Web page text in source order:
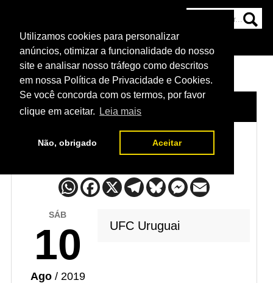
Utilizamos cookies para personalizar
anúncios, otimizar a funcionalidade do nosso
site e analisar nosso tráfego como descritos
em nossa Política de Privacidade e Cookies.
Se você concorda com os termos, por favor
clique em aceitar.
Leia mais
Não, obrigado Aceitar
NOTÍCIAS
HOME CALENDÁRIO
Calendário
SÁB
10
Ago/ 2019
UFC Uruguai